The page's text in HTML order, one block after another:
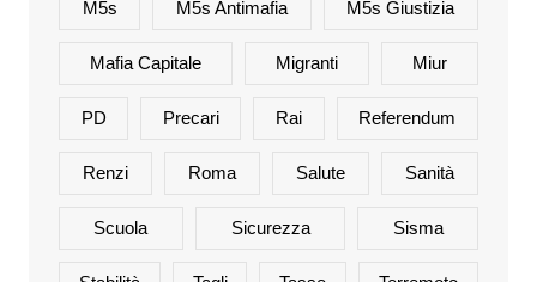
M5s M5s Antimafia M5s Giustizia
Mafia Capitale Migranti Miur
PD Precari Rai Referendum
Renzi Roma Salute Sanità
Scuola Sicurezza Sisma